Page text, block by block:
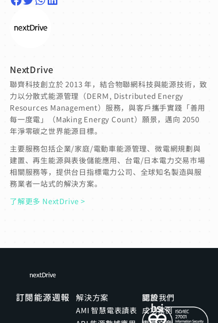
NextDrive
聯齊科技創立於 2013 年，結合物聯網科技與能源技術，致
力以分散式能源管理（DERＭ, Distributed Energy
Resources Management）服務，與客戶攜手實踐「善用
每一度電」（Making Energy Count）願景，邁向 2050
年淨零碳之世界能源目標。
主要服務包括企業/家庭/電動車能源管理、微電網規劃與
建置、再生能源與表後儲能應用、台電/日本電力交易市場
相關服務等，提供台日指標電力公司、全球知名製造與服
務業者一站式的解決方案。
了解更多 NextDrive >
訂閱能源週報 解決方案
AMI 智慧電表讀表
關於我們
成功案例
認證